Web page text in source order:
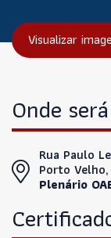
Visualizar
Onde será
Rua Paulo
Porto
Plenário